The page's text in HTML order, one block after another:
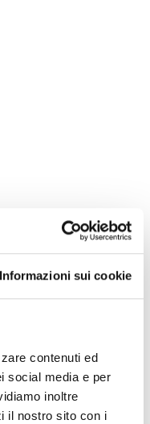
Informazioni sui cookie
contenuti ed
social media e per
inoltre
il nostro sito con i